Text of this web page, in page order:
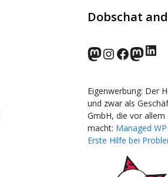
Dobschat
norden.social
Instagram
Facebook
wp-
Eigenwerbung: Der
und zwar als
GmbH, die vor
macht: Managed
Erste Hilfe bei